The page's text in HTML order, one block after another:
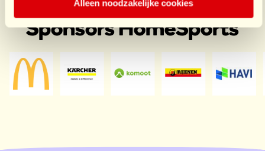
Alleen noodzakelijke cookies
Sponsors HomeSports